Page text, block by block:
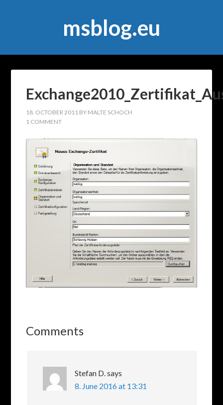
msblog.eu
18. OCTOBER 2011 BY MALTE SCHOCH
1 COMMENT
Comments
Stefan D.says
8. June 2016 at 13:31